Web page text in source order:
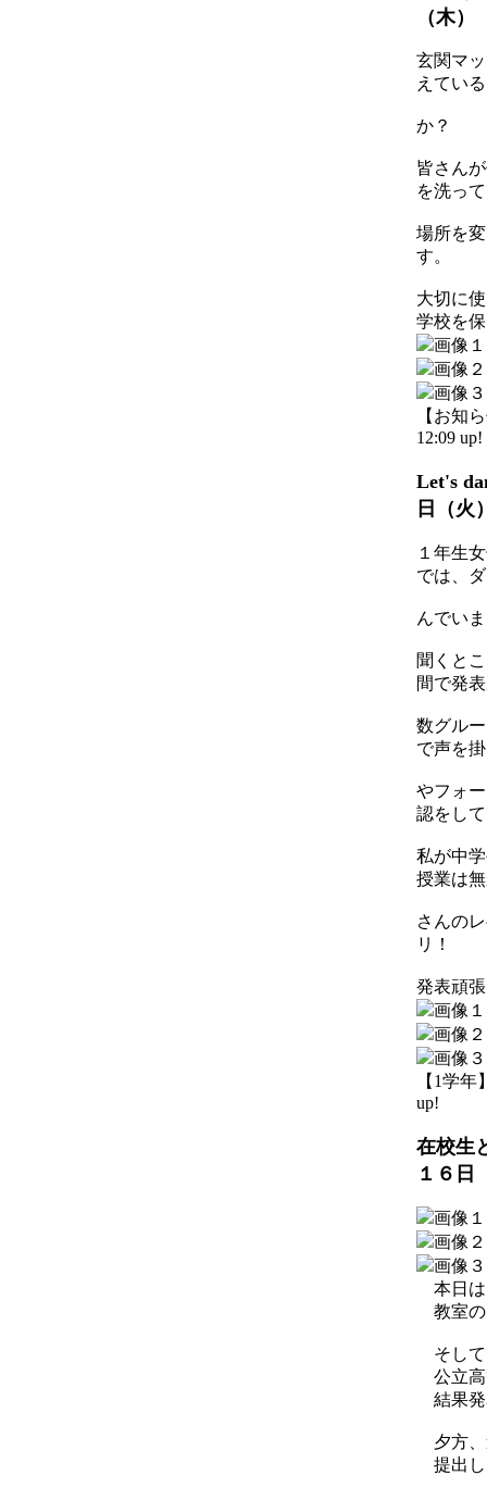
（木）
玄関マ
えてい
か？
皆さん
を洗っ
場所を
す。
大切に
学校を
【お知
12:09 up!
Let's
日（火
１年生
では、
んでい
聞くと
間で発
数グル
で声を
やフォ
認をし
私が中
授業は
さんの
リ！
発表頑
【1学年
up!
在校生
１６日
本日は
教室の
そして
公立高
結果発
夕方、
提出し